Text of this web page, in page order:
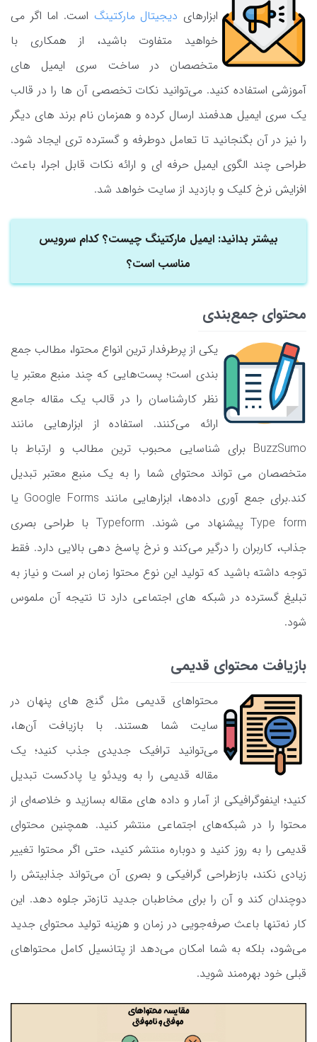
ابزارهای دیجیتال مارکتینگ است. اما اگر می
‌خواهید متفاوت باشید، از همکاری با
متخصصان در ساخت سری ایمیل‌ های
آموزشی استفاده کنید. می‌توانید نکات تخصصی آن ‌ها را در قالب
یک سری ایمیل هدفمند ارسال کرده و همزمان نام برند های دیگر
را نیز در آن بگنجانید تا تعامل دوطرفه و گسترده‌ تری ایجاد شود.
طراحی چند الگوی ایمیل حرفه ‌ای و ارائه نکات قابل ‌اجرا، باعث
افزایش نرخ کلیک و بازدید از سایت خواهد شد.
بیشتر بدانید: ایمیل مارکتینگ چیست؟ کدام سرویس
مناسب است؟
محتوای جمع‌بندی
یکی از پرطرفدار ترین انواع محتوا، مطالب جمع
‌بندی است؛ پست‌هایی که چند منبع معتبر یا
نظر کارشناسان را در قالب یک مقاله جامع
ارائه می‌کنند. استفاده از ابزارهایی مانند
BuzzSumo برای شناسایی محبوب‌ ترین مطالب و ارتباط با
متخصصان می‌ تواند محتوای شما را به یک منبع معتبر تبدیل
کند.برای جمع ‌آوری داده‌‌ها، ابزارهایی مانند Google Forms یا
Type form پیشنهاد می‌ شوند. Typeform با طراحی بصری
جذاب، کاربران را درگیر می‌کند و نرخ پاسخ ‌دهی بالایی دارد. فقط
توجه داشته باشید که تولید این نوع محتوا زمان‌ بر است و نیاز به
تبلیغ گسترده در شبکه‌ های اجتماعی دارد تا نتیجه‌ آن ملموس
شود.
بازیافت محتوای قدیمی
محتواهای قدیمی مثل گنج ‌های پنهان در
سایت شما هستند. با بازیافت آن‌‌ها،
می‌‌توانید ترافیک جدیدی جذب کنید؛ یک
مقاله قدیمی را به ویدئو یا پادکست تبدیل
کنید؛ اینفوگرافیکی از آمار و داده ‌های مقاله بسازید و خلاصه‌‌ای از
محتوا را در شبکه‌های اجتماعی منتشر کنید. همچنین محتوای
قدیمی را به ‌روز کنید و دوباره منتشر کنید، حتی اگر محتوا تغییر
زیادی نکند، بازطراحی گرافیکی و بصری آن می‌تواند جذابیتش را
دوچندان کند و آن را برای مخاطبان جدید تازه‌تر جلوه دهد. این
کار نه‌تنها باعث صرفه‌جویی در زمان و هزینه تولید محتوای جدید
می‌شود، بلکه به شما امکان می‌دهد از پتانسیل کامل محتواهای
قبلی خود بهره‌مند شوید.